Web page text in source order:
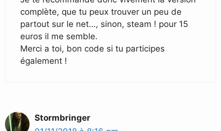
complète, que tu peux trouver un peu de
partout sur le net…, sinon, steam ! pour 15
euros il me semble.
Merci a toi, bon code si tu participes
également !
Stormbringer